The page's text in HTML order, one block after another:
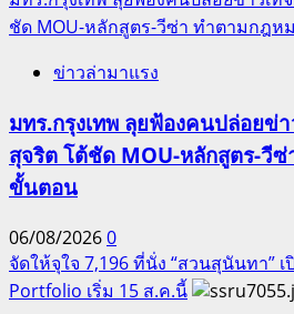
ชัด MOU-หลักสูตร-วีซ่า ทำตามกฎ
ข่าวล่ามาแรง
มทร.กรุงเทพ ลุยฟ้องคนปล่อยข่
สุจริต โต้ชัด MOU-หลักสูตร-วี
ขั้นตอน
06/08/20260
จัดให้จุใจ 7,196 ที่นั่ง “สวนสุนันทา”
Portfolio เริ่ม 15 ส.ค.นี้